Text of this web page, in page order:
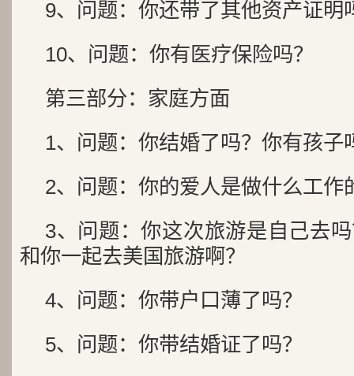
9、问题：你还带了其他资产证明
10、问题：你有医疗保险吗？
第三部分：家庭方面
1、问题：你结婚了吗？你有孩子
2、问题：你的爱人是做什么工作
3、问题：你这次旅游是自己去
和你一起去美国旅游啊？
4、问题：你带户口薄了吗？
5、问题：你带结婚证了吗？